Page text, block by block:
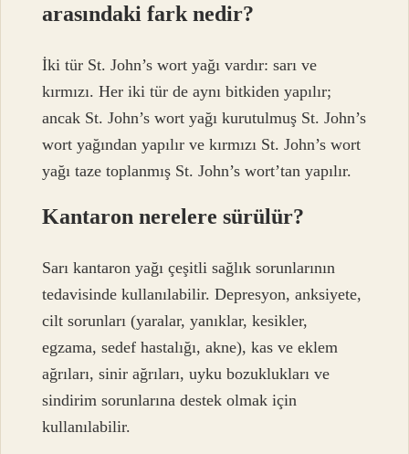
arasındaki fark nedir?
İki tür St. John’s wort yağı vardır: sarı ve
kırmızı. Her iki tür de aynı bitkiden yapılır;
ancak St. John’s wort yağı kurutulmuş St. John’s
wort yağından yapılır ve kırmızı St. John’s wort
yağı taze toplanmış St. John’s wort’tan yapılır.
Kantaron nerelere sürülür?
Sarı kantaron yağı çeşitli sağlık sorunlarının
tedavisinde kullanılabilir. Depresyon, anksiyete,
cilt sorunları (yaralar, yanıklar, kesikler,
egzama, sedef hastalığı, akne), kas ve eklem
ağrıları, sinir ağrıları, uyku bozuklukları ve
sindirim sorunlarına destek olmak için
kullanılabilir.